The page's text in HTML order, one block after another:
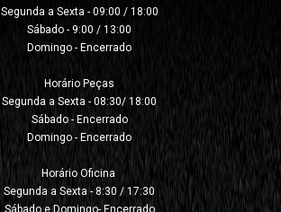
Segunda a Sexta - 09:00 / 18:00
Sábado - 9:00 / 13:00
Domingo - Encerrado
Horário Peças
Segunda a Sexta - 08:30/ 18:00
Sábado - Encerrado
Domingo - Encerrado
Horário Oficina
Segunda a Sexta - 8:30 / 17:30